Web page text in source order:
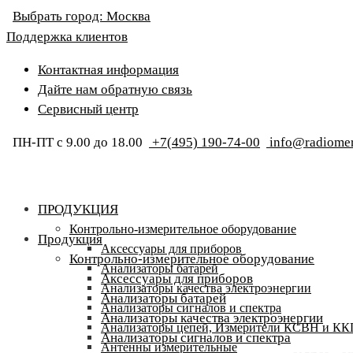
Выбрать город: Москва
Поддержка клиентов
Контактная информация
Дайте нам обратную связь
Сервисный центр
ПН-ПТ с 9.00 до 18.00 +7(495) 190-74-00
ПРОДУКЦИЯ
Контрольно-измерительное оборудование
Аксессуары для приборов
Анализаторы батарей
Анализаторы качества электроэнергии
Анализаторы сигналов и спектра
Анализаторы цепей, Измерители КСВН и
Антенны измерительные
Продукция
Контрольно-измерительное оборудование
Аксессуары для приборов
Анализаторы батарей
Анализаторы качества электроэнергии
Анализаторы сигналов и спектра